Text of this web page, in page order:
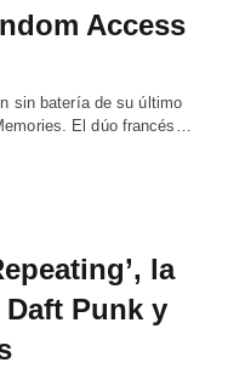
Access
sin batería de su último
El dúo francés…
la
Punk y